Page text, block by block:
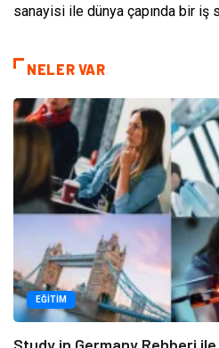
sanayisi ile dünya çapında bir iş
NELER VAR
EĞITIM